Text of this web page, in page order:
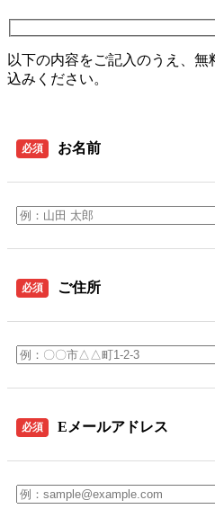
以下の内容をご記入のうえ、
込みください。
必須 お名前
必須 ご住所
必須 Eメールアドレス